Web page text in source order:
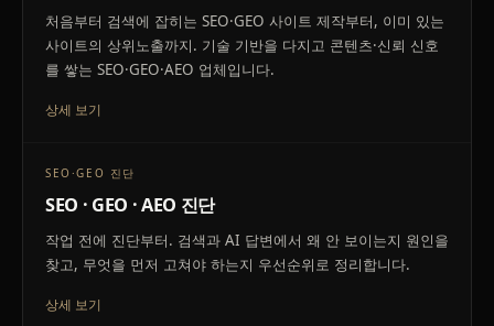
처음부터 검색에 잡히는 SEO·GEO 사이트 제작부터, 이미 있는
사이트의 상위노출까지. 기술 기반을 다지고 콘텐츠·신뢰 신호
를 쌓는 SEO·GEO·AEO 업체입니다.
상세 보기
SEO·GEO 진단
SEO · GEO · AEO 진단
작업 전에 진단부터. 검색과 AI 답변에서 왜 안 보이는지 원인을
찾고, 무엇을 먼저 고쳐야 하는지 우선순위로 정리합니다.
상세 보기